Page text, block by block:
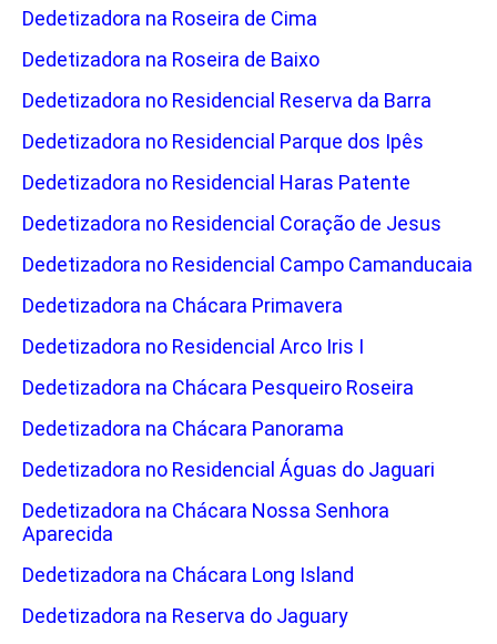
Dedetizadora na Roseira de Cima
Dedetizadora na Roseira de Baixo
Dedetizadora no Residencial Reserva da Barra
Dedetizadora no Residencial Parque dos Ipês
Dedetizadora no Residencial Haras Patente
Dedetizadora no Residencial Coração de Jesus
Dedetizadora no Residencial Campo Camanducaia
Dedetizadora na Chácara Primavera
Dedetizadora no Residencial Arco Iris I
Dedetizadora na Chácara Pesqueiro Roseira
Dedetizadora na Chácara Panorama
Dedetizadora no Residencial Águas do Jaguari
Dedetizadora na Chácara Nossa Senhora
Aparecida
Dedetizadora na Chácara Long Island
Dedetizadora na Reserva do Jaguary